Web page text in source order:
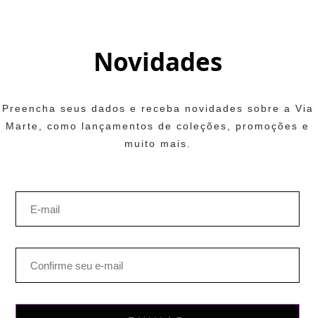
Novidades
Preencha seus dados e receba novidades sobre a Via
Marte, como lançamentos de coleções, promoções e
muito mais.